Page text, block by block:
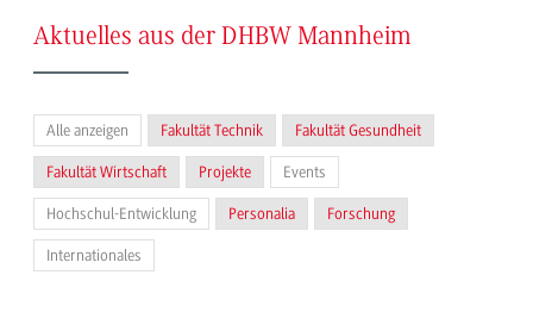
Aktuelles aus der DHBW Mannheim
Alle anzeigen Fakultät Technik Fakultät Gesundheit
Fakultät Wirtschaft Projekte Events
Hochschul-Entwicklung Personalia Forschung
Internationales